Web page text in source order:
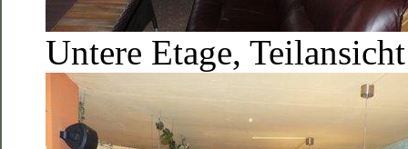
Untere Etage, Teilansicht